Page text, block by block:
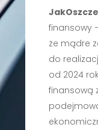
finansowy
że mądre
do
od 2024
finansową